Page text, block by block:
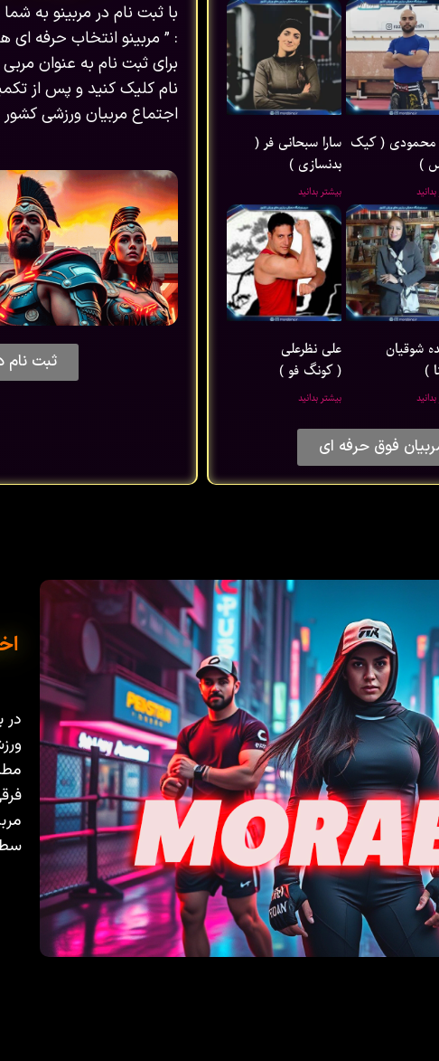
محمودی ( کیک
)
سارا سبحانی فر (
بدنسازی )
بیشتر بدانید
شوقیان
)
علی نظرعلی
( کونگ فو )
بیشتر بدانید
فوق حرفه ای
با ثبت نام در مربینو به
: ” مربینو انتخاب حرفه ای
برای ثبت نام به عنوان
نام کلیک کنید و پس از
اجتماع مربیان ورزشی کشور
ثبت نام
در